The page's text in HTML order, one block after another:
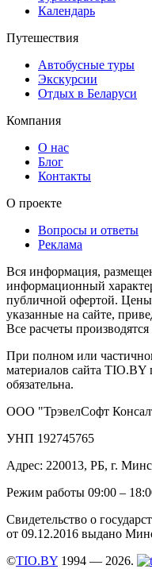
Календарь
Путешествия
Автобусные туры
Экскурсии
Отдых в Беларуси
Компания
О нас
Блог
Контакты
О проекте
Вопросы и ответы
Реклама
Вся информация,
информационный
публичной офертой.
указанные на сайте,
Все расчеты
При полном или
материалов сайта TIO.BY
обязательна.
ООО "ТрэвелСофт
УНП 192745765
Адрес: 220013, РБ, г.
Режим работы 09:00 –
Свидетельство о
от 09.12.2016 выдано
©TIO.BY 1994 — 2026.